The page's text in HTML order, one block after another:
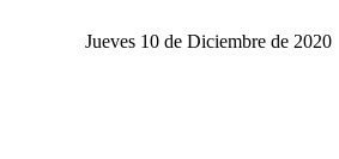
Jueves 10 de Diciembre de 2020